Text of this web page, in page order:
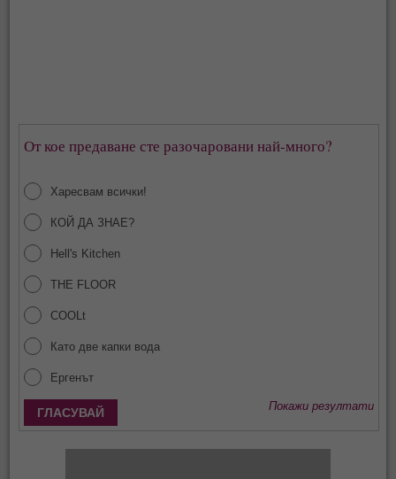
От кое предаване сте разочаровани най-много?
Харесвам всички!
КОЙ ДА ЗНАЕ?
Hell's Kitchen
THE FLOOR
COOLt
Като две капки вода
Ергенът
Покажи резултати